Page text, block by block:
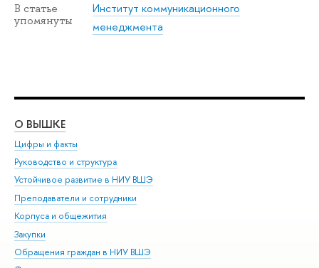
В статье
упомянуты
Институт коммуникационного
менеджмента
О ВЫШКЕ
Цифры и факты
Руководство и структура
Устойчивое развитие в НИУ ВШЭ
Преподаватели и сотрудники
Корпуса и общежития
Закупки
Обращения граждан в НИУ ВШЭ